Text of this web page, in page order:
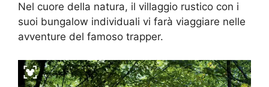
Nel cuore della natura, il villaggio rustico con i
suoi bungalow individuali vi farà viaggiare nelle
avventure del famoso trapper.